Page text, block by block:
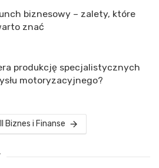
biznesowy – zalety, które
znać
produkcję specjalistycznych
motoryzacyjnego?
Biznes i Finanse